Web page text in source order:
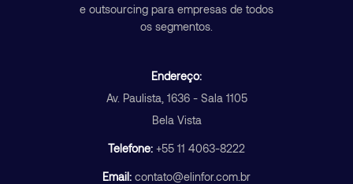
e outsourcing para empresas de todos
os segmentos.
Endereço:
Av. Paulista, 1636 - Sala 1105
Bela Vista
Telefone: +55 11 4063-8222
Email: contato@elinfor.com.br